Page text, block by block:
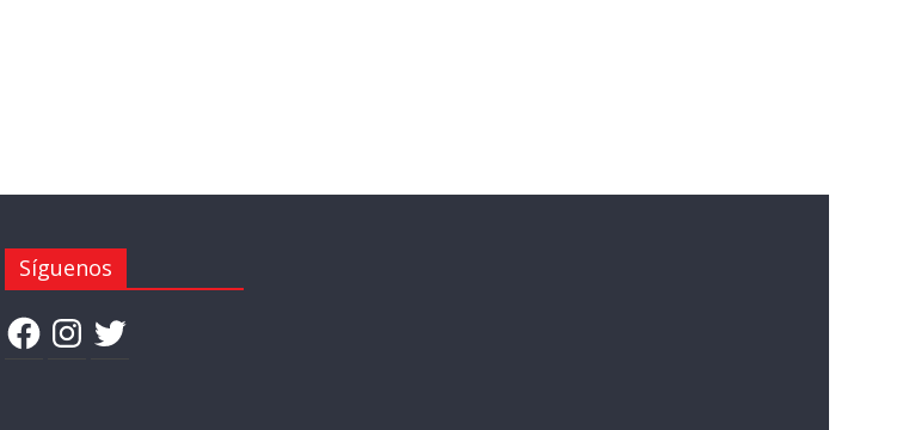
Síguenos
FacebookInstagram
Twitter